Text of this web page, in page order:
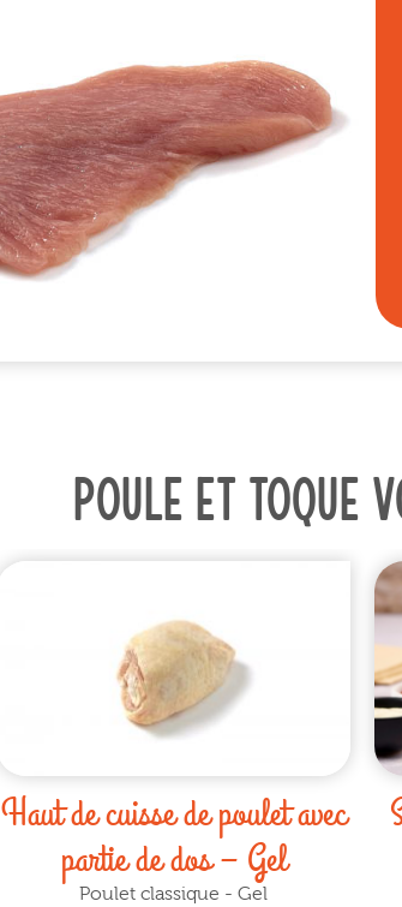
Poule et toque
Haut de cuisse de poulet avec
partie de dos – Gel
Poulet classique - Gel